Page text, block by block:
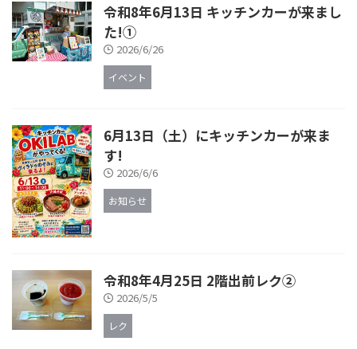
令和8年6月13日 キッチンカーが来まし
た!①
2026/6/26
イベント
6月13日（土）にキッチンカーが来ま
す!
2026/6/6
お知らせ
令和8年4月25日 2階出前レク②
2026/5/5
レク